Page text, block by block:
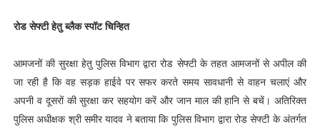
रोड सेफ्टी हेतु ब्लैक स्पॉट चिन्हित
आमजनों की सुरक्षा हेतु पुलिस विभाग द्वारा रोड सेफ्टी के तहत आमजनों से अपील की
जा रही है कि वह सड़क हाईवे पर सफर करते समय सावधानी से वाहन चलाएं और
अपनी व दूसरों की सुरक्षा कर सहयोग करें और जान माल की हानि से बचें। अतिरिक्त
पुलिस अधीक्षक श्री समीर यादव ने बताया कि पुलिस विभाग द्वारा रोड सेफ्टी के अंतर्गत